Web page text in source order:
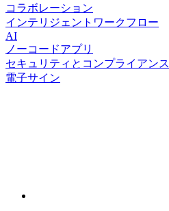
コラボレーション
インテリジェントワークフロー
AI
ノーコードアプリ
セキュリティとコンプライアンス
電子サイン